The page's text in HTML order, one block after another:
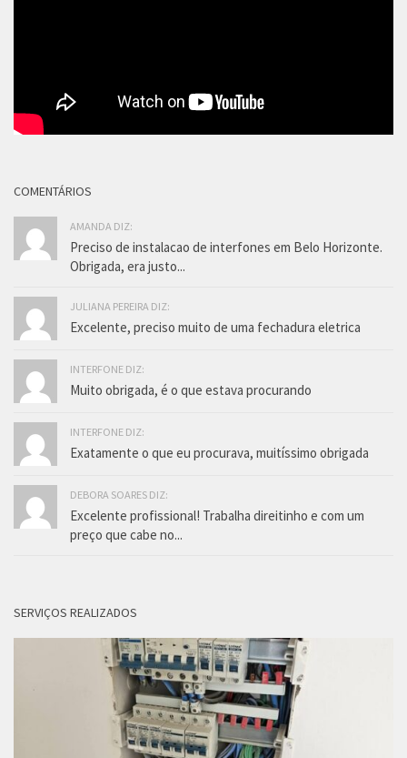
COMENTÁRIOS
AMANDA DIZ:
Preciso de instalacao de interfones em Belo Horizonte.
Obrigada, era justo...
JULIANA PEREIRA DIZ:
Excelente, preciso muito de uma fechadura eletrica
INTERFONE DIZ:
Muito obrigada, é o que estava procurando
INTERFONE DIZ:
Exatamente o que eu procurava, muitíssimo obrigada
DEBORA SOARES DIZ:
Excelente profissional! Trabalha direitinho e com um
preço que cabe no...
SERVIÇOS REALIZADOS